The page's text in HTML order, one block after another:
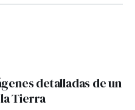
detalladas de un
Tierra